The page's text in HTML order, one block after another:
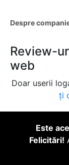
Despre
Review-
web
Doar userii
ți
Este
Felicitări!